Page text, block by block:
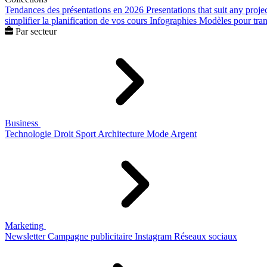
Tendances des présentations en 2026 Presentations that suit any
simplifier la planification de vos cours Infographies Modèles pour
Par secteur
Business
Technologie Droit Sport Architecture Mode Argent
Marketing
Newsletter Campagne publicitaire Instagram Réseaux sociaux